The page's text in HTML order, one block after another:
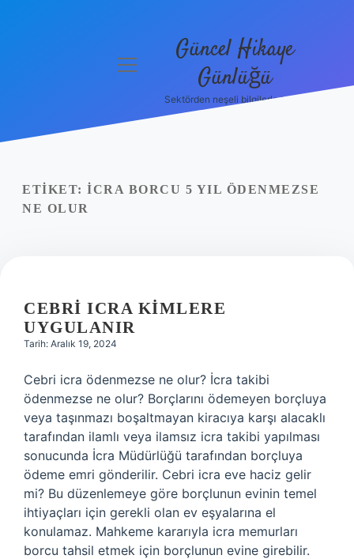
Yasal Uyarı
menüyü
Güncel Hikaye
Günlüğü
Sektörden neşeli bilgilerle tanış!
ETIKET: İCRA BORCU 5 YIL ÖDENMEZSE
NE OLUR
CEBRI ICRA KIMLERE
UYGULANIR
Tarih: Aralık 19, 2024
Cebri icra ödenmezse ne olur? İcra takibi
ödenmezse ne olur? Borçlarını ödemeyen borçluya
veya taşınmazı boşaltmayan kiracıya karşı alacaklı
tarafından ilamlı veya ilamsız icra takibi yapılması
sonucunda İcra Müdürlüğü tarafından borçluya
ödeme emri gönderilir. Cebri icra eve haciz gelir
mi? Bu düzenlemeye göre borçlunun evinin temel
ihtiyaçları için gerekli olan ev eşyalarına el
konulamaz. Mahkeme kararıyla icra memurları
borcu tahsil etmek için borçlunun evine girebilir.